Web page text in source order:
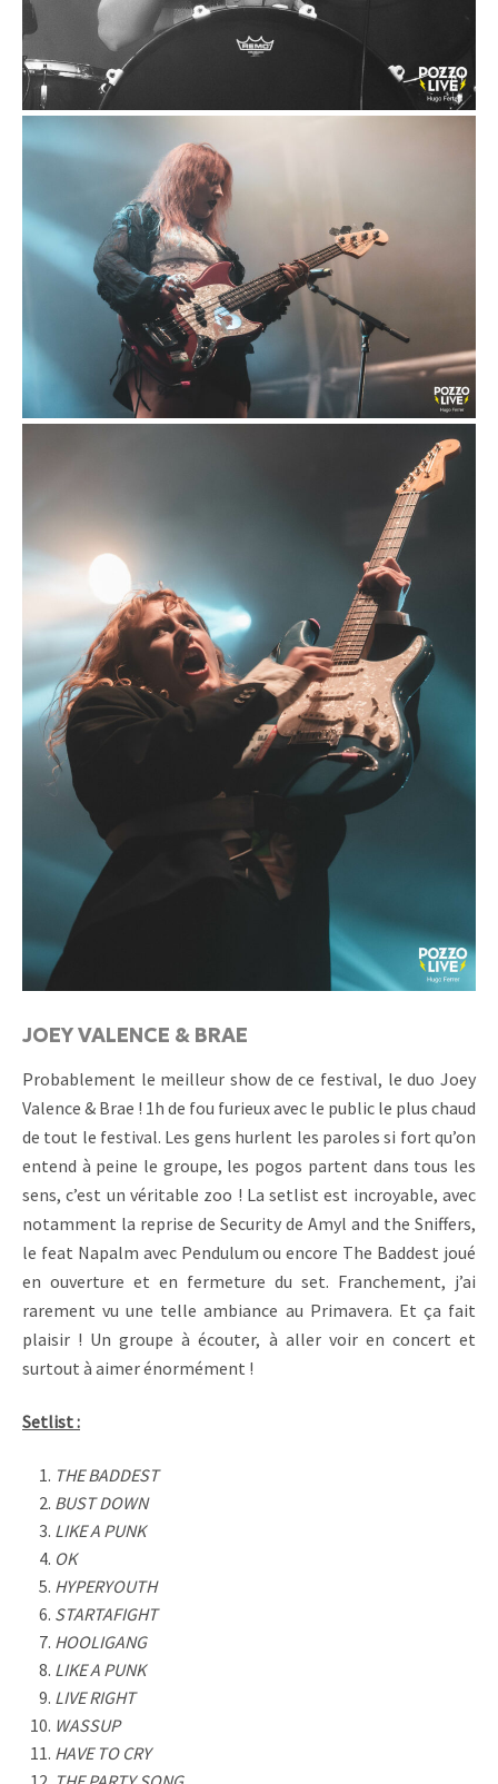
JOEY VALENCE & BRAE
Probablement le meilleur show de ce festival, le duo Joey
Valence & Brae ! 1h de fou furieux avec le public le plus chaud
de tout le festival. Les gens hurlent les paroles si fort qu’on
entend à peine le groupe, les pogos partent dans tous les
sens, c’est un véritable zoo ! La setlist est incroyable, avec
notamment la reprise de Security de Amyl and the Sniffers,
le feat Napalm avec Pendulum ou encore The Baddest joué
en ouverture et en fermeture du set. Franchement, j’ai
rarement vu une telle ambiance au Primavera. Et ça fait
plaisir ! Un groupe à écouter, à aller voir en concert et
surtout à aimer énormément !
Setlist :
THE BADDEST
BUST DOWN
LIKE A PUNK
OK
HYPERYOUTH
STARTAFIGHT
HOOLIGANG
LIKE A PUNK
LIVE RIGHT
WASSUP
HAVE TO CRY